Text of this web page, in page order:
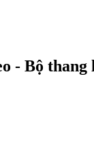
- Bộ